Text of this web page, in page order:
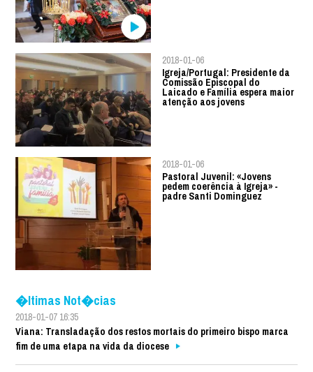
2018-01-06
Igreja/Portugal: Presidente da
Comissão Episcopal do
Laicado e Família espera maior
atenção aos jovens
2018-01-06
Pastoral Juvenil: «Jovens
pedem coerência à Igreja» -
padre Santi Dominguez
�ltimas Not�cias
2018-01-07 16:35
Viana: Transladação dos restos mortais do primeiro bispo marca
fim de uma etapa na vida da diocese